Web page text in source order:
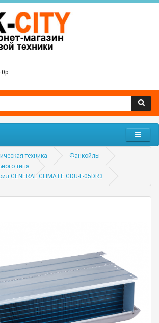
0р
техника
Фанкойлы
типа
GENERAL CLIMATE GDU-F-05DR3